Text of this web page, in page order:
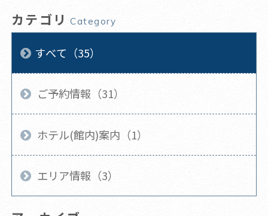
カテゴリ Category
すべて（35）
ご予約情報（31）
ホテル(館内)案内（1）
エリア情報（3）